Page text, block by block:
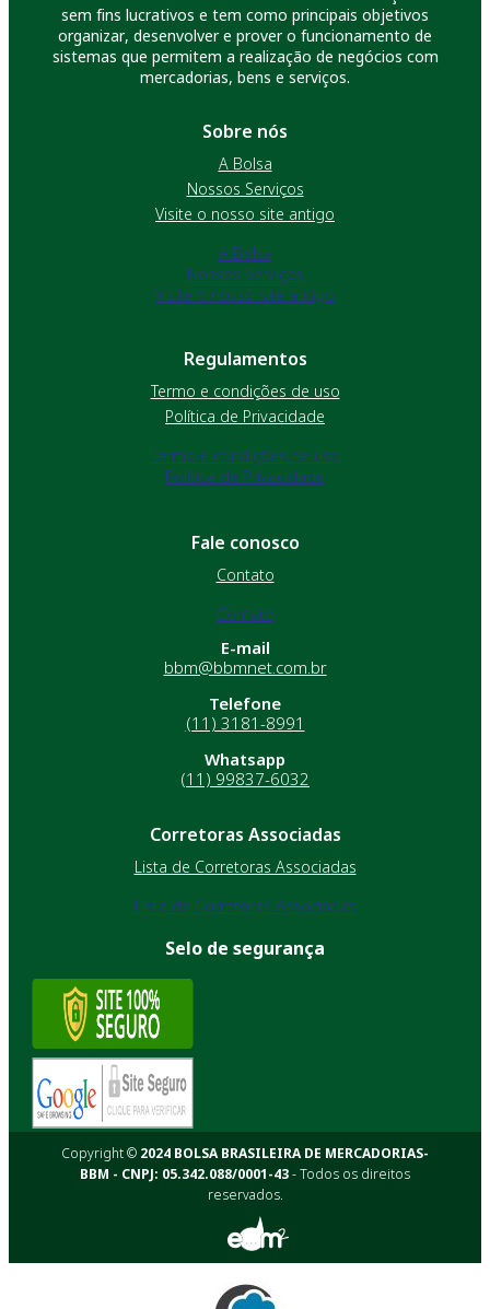
sem fins lucrativos e tem como principais objetivos
organizar, desenvolver e prover o funcionamento de
sistemas que permitem a realização de negócios com
mercadorias, bens e serviços.
Sobre nós
A Bolsa
Nossos Serviços
Visite o nosso site antigo
A Bolsa
Nossos Serviços
Visite o nosso site antigo
Regulamentos
Termo e condições de uso
Política de Privacidade
Termo e condições de uso
Política de Privacidade
Fale conosco
Contato
Contato
E-mail
bbm@bbmnet.com.br
Telefone
(11) 3181-8991
Whatsapp
(11) 99837-6032
Corretoras Associadas
Lista de Corretoras Associadas
Lista de Corretoras Associadas
Selo de segurança
Copyright © 2024 BOLSA BRASILEIRA DE MERCADORIAS-
BBM - CNPJ: 05.342.088/0001-43- Todos os direitos
reservados.